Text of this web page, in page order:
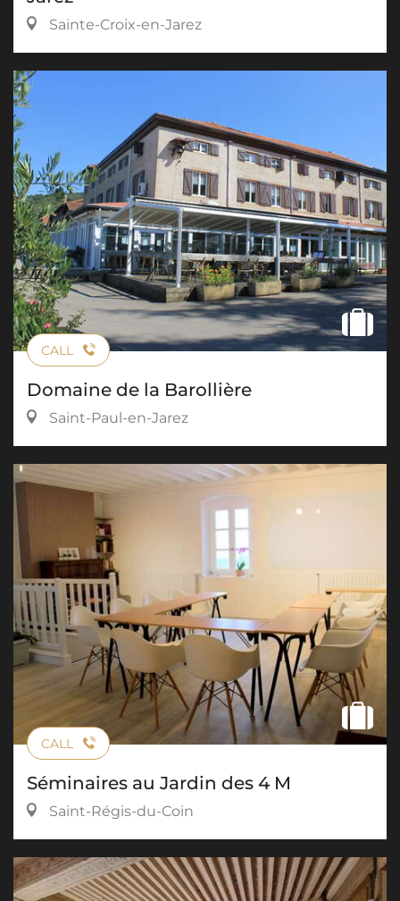
Sainte-Croix-en-Jarez
CALL
Domaine de la Barollière
Saint-Paul-en-Jarez
CALL
Séminaires au Jardin des 4 M
Saint-Régis-du-Coin